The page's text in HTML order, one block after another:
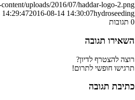
uploads/2016/07/haddar-logo-2.png
14:29:472016-08-14 14:30:07hydroseeding
0 תגובות
השאירו תגובה
רוצה להצטרף לדיון?
תרגישו חופשי לתרום!
כתיבת תגובה